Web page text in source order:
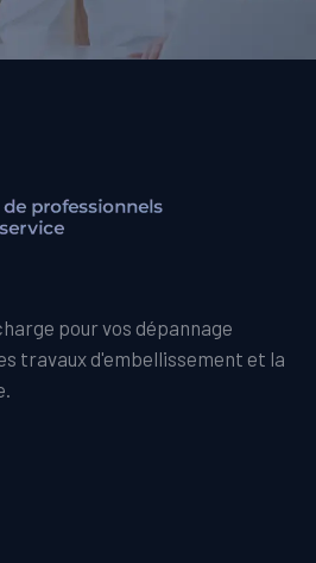
pour vos dépannage
travaux d'embellissement et la